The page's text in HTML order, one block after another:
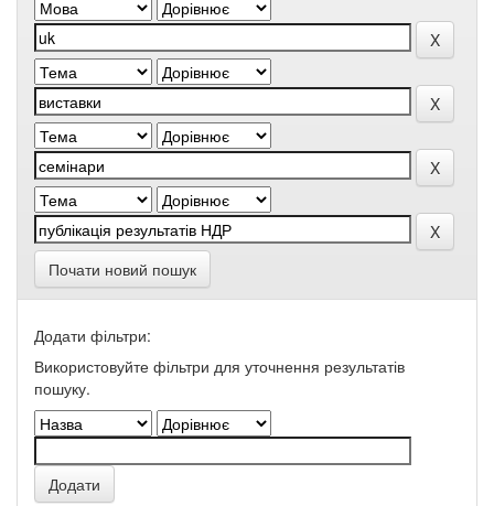
Почати новий пошук
Додати фільтри:
Використовуйте фільтри для уточнення результатів
пошуку.